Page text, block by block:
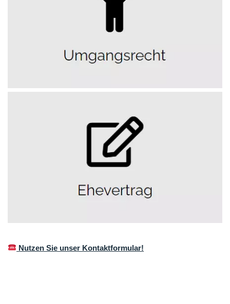
Nutzen Sie unser Kontaktformular!